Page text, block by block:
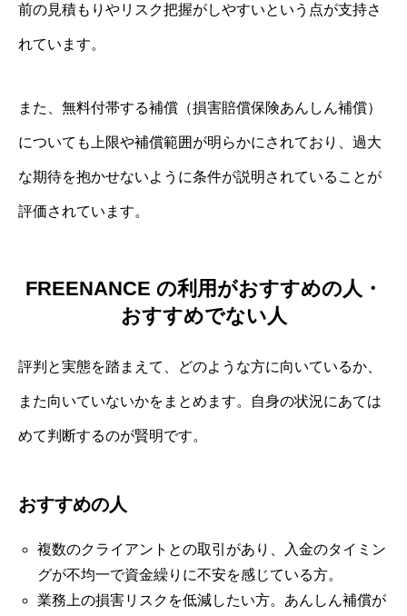
前の見積もりやリスク把握がしやすいという点が支持さ
れています。
また、無料付帯する補償（損害賠償保険あんしん補償）
についても上限や補償範囲が明らかにされており、過大
な期待を抱かせないように条件が説明されていることが
評価されています。
FREENANCE の利用がおすすめの人・
おすすめでない人
評判と実態を踏まえて、どのような方に向いているか、
また向いていないかをまとめます。自身の状況にあては
めて判断するのが賢明です。
おすすめの人
複数のクライアントとの取引があり、入金のタイミン
グが不均一で資金繰りに不安を感じている方。
業務上の損害リスクを低減したい方。あんしん補償が